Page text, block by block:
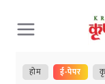
Skip
to
content
होम ई-पेपर